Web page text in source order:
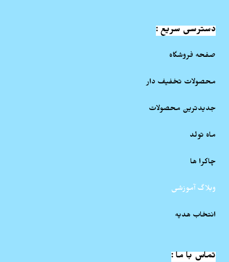
دسترسی سریع :
صفحه فروشگاه
محصولات تخفیف دار
جدیدترین محصولات
ماه تولد
چاکرا ها
وبلاگ آموزشی
انتخاب هدیه
تماس با ما :